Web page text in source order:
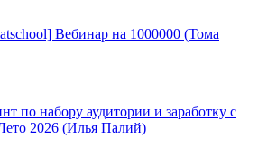
Вебинар на 1000000 (Тома
по набору аудитории и заработку с
2026 (Илья Палий)